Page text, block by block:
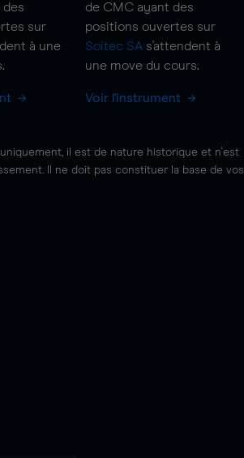
des
sur
à une
de CMC ayant des
positions ouvertes sur
Soitec SA s'attendent à
une move du cours.
Voir l'instrument
il est de nature historique et n'est
Il ne doit pas constituer la base de vos